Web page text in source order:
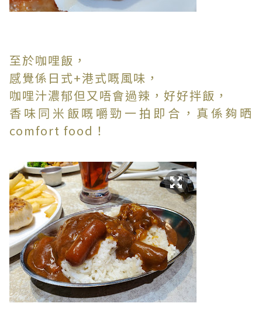
至於咖哩飯，
感覺係日式+港式嘅風味，
咖哩汁濃郁但又唔會過辣，好好拌飯，
香味同米飯嘅嚼勁一拍即合，真係夠晒
comfort food！